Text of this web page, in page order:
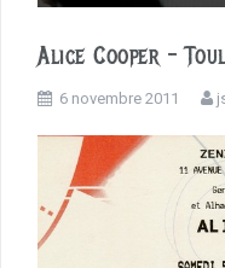
Alice Cooper –
6 novembre 2011